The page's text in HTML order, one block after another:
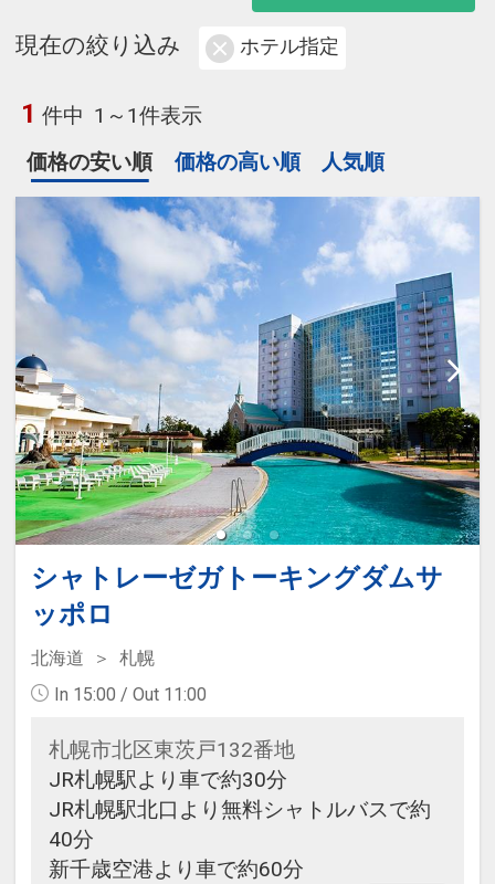
現在の絞り込み ホテル指定
1 件中 1～1件表示
価格の安い順
価格の高い順 人気順
シャトレーゼガトーキングダムサ
ッポロ
北海道
札幌
In 15:00 / Out 11:00
札幌市北区東茨戸132番地
JR札幌駅より車で約30分
JR札幌駅北口より無料シャトルバスで約
40分
新千歳空港より車で約60分